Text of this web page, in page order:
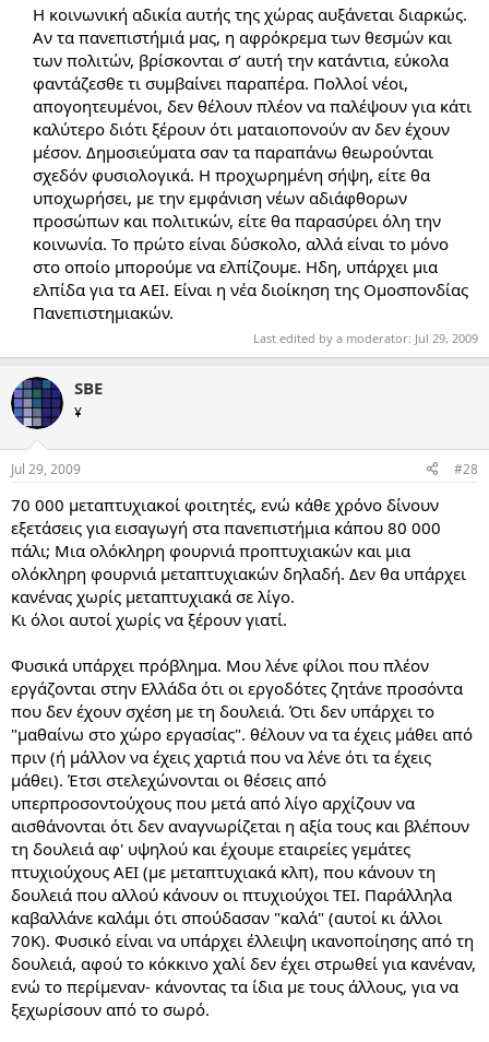
Η κοινωνική αδικία αυτής της χώρας αυξάνεται διαρκώς.
Αν τα πανεπιστήμιά μας, η αφρόκρεμα των θεσμών και
των πολιτών, βρίσκονται σ’ αυτή την κατάντια, εύκολα
φαντάζεσθε τι συμβαίνει παραπέρα. Πολλοί νέοι,
απογοητευμένοι, δεν θέλουν πλέον να παλέψουν για κάτι
καλύτερο διότι ξέρουν ότι ματαιοπονούν αν δεν έχουν
μέσον. Δημοσιεύματα σαν τα παραπάνω θεωρούνται
σχεδόν φυσιολογικά. Η προχωρημένη σήψη, είτε θα
υποχωρήσει, με την εμφάνιση νέων αδιάφθορων
προσώπων και πολιτικών, είτε θα παρασύρει όλη την
κοινωνία. Το πρώτο είναι δύσκολο, αλλά είναι το μόνο
στο οποίο μπορούμε να ελπίζουμε. Ηδη, υπάρχει μια
ελπίδα για τα ΑΕΙ. Είναι η νέα διοίκηση της Ομοσπονδίας
Πανεπιστημιακών.​
Last edited by a moderator: Jul 29, 2009
SBE
¥
Jul 29, 2009 #28
70 000 μεταπτυχιακοί φοιτητές, ενώ κάθε χρόνο δίνουν
εξετάσεις για εισαγωγή στα πανεπιστήμια κάπου 80 000
πάλι; Μια ολόκληρη φουρνιά προπτυχιακών και μια
ολόκληρη φουρνιά μεταπτυχιακών δηλαδή. Δεν θα υπάρχει
κανένας χωρίς μεταπτυχιακά σε λίγο.
Κι όλοι αυτοί χωρίς να ξέρουν γιατί.
Φυσικά υπάρχει πρόβλημα. Μου λένε φίλοι που πλέον
εργάζονται στην Ελλάδα ότι οι εργοδότες ζητάνε προσόντα
που δεν έχουν σχέση με τη δουλειά. Ότι δεν υπάρχει το
"μαθαίνω στο χώρο εργασίας". θέλουν να τα έχεις μάθει από
πριν (ή μάλλον να έχεις χαρτιά που να λένε ότι τα έχεις
μάθει). Έτσι στελεχώνονται οι θέσεις από
υπερπροσοντούχους που μετά από λίγο αρχίζουν να
αισθάνονται ότι δεν αναγνωρίζεται η αξία τους και βλέπουν
τη δουλειά αφ' υψηλού και έχουμε εταιρείες γεμάτες
πτυχιούχους ΑΕΙ (με μεταπτυχιακά κλπ), που κάνουν τη
δουλειά που αλλού κάνουν οι πτυχιούχοι ΤΕΙ. Παράλληλα
καβαλλάνε καλάμι ότι σπούδασαν "καλά" (αυτοί κι άλλοι
70Κ). Φυσικό είναι να υπάρχει έλλειψη ικανοποίησης από τη
δουλειά, αφού το κόκκινο χαλί δεν έχει στρωθεί για κανέναν,
ενώ το περίμεναν- κάνοντας τα ίδια με τους άλλους, για να
ξεχωρίσουν από το σωρό.